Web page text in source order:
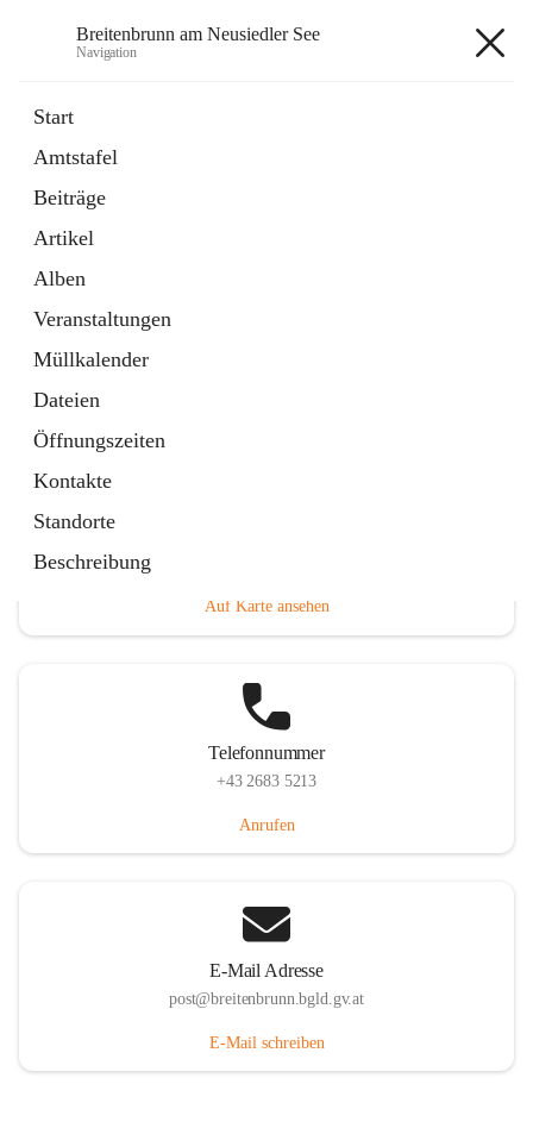
Breitenbrunn am Neusiedler See
Navigation
Start
Amtstafel
Beiträge
Artikel
Alben
Veranstaltungen
Müllkalender
Dateien
Öffnungszeiten
Kontakte
Standorte
Beschreibung
18 Schnellzugriffe
Gemeindeservice
Auf Karte ansehen
Telefonnummer
+43 2683 5213
Anrufen
E-Mail Adresse
post@breitenbrunn.bgld.gv.at
E-Mail schreiben